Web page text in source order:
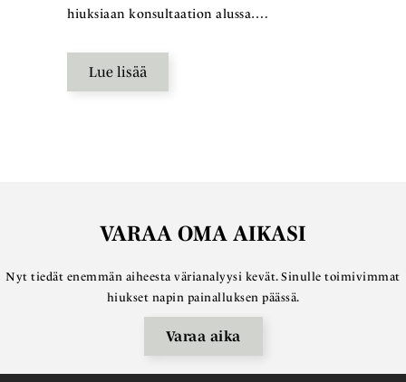
hiuksiaan konsultaation alussa….
Lue lisää
VARAA OMA AIKASI
Nyt tiedät enemmän aiheesta värianalyysi kevät. Sinulle toimivimmat
hiukset napin painalluksen päässä.
Varaa aika